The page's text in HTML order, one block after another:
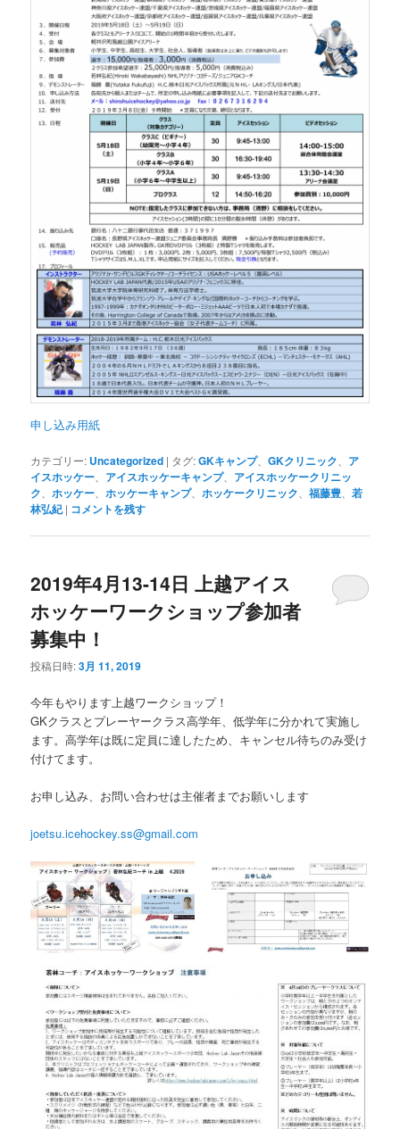
申し込み用紙
カテゴリー: Uncategorized | タグ:GKキャンプ、GKクリニック
ア
イスホッケー
アイスホッケーキャンプ、 アイスホッケークリニッ
ク 、ホッケー 、ホッケーキャンプ、ホッケークリニック 、福藤豊 、若
林弘紀 | コメントを残す
2019年4月13-14日 上越アイス
ホッケーワークショップ参加者
募集中！
投稿日時:3月 11, 2019
今年もやります上越ワークショップ！
GKクラスとプレーヤークラス高学年、低学年に分かれて実施し
ます。高学年は既に定員に達したため、キャンセル待ちのみ受け
付けてます。
お申し込み、お問い合わせは主催者までお願いします
joetsu.icehockey.ss@gmail.com